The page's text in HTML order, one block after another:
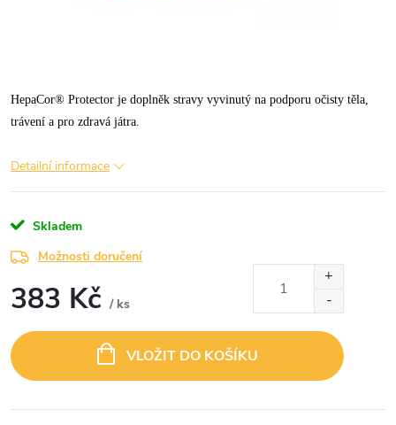
HepaCor® Protector je doplněk stravy vyvinutý na podporu očisty těla,
trávení a pro zdravá játra.
Detailní informace
Skladem
Možnosti doručení
383 Kč / ks
cena:
VLOŽIT DO KOŠÍKU